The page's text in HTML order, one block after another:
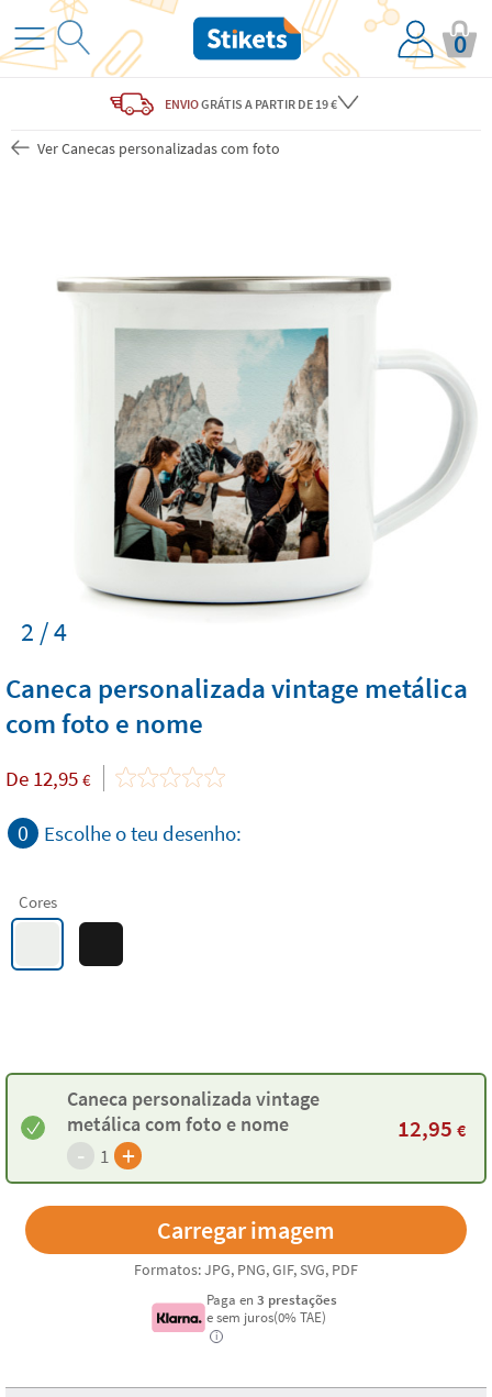
0
ENVIOGRÁTIS A PARTIR DE 19 €
Ver Canecas personalizadas com foto
2 / 4
Caneca personalizada vintage metálica
com foto e nome
De 12,95 €
0 Escolhe o teu desenho:
Cores
Caneca personalizada vintage
metálica com foto e nome
- 1 +
12,95 €
Formatos: JPG, PNG, GIF, SVG, PDF
Paga en3 prestações
e sem juros(0% TAE)
i